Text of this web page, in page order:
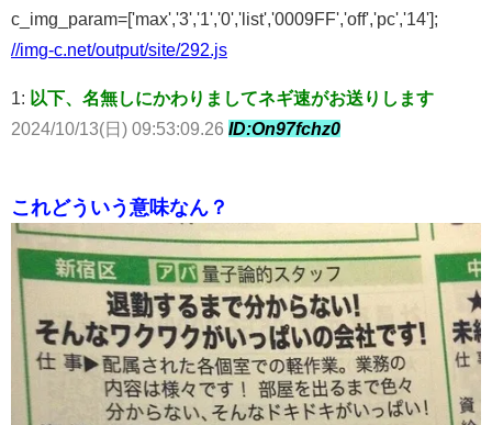
c_img_param=['max','3','1','0','list','0009FF','off','pc','14'];
//img-c.net/output/site/292.js
1: 以下、名無しにかわりましてネギ速がお送りします
2024/10/13(日) 09:53:09.26 ID:On97fchz0
これどういう意味なん？